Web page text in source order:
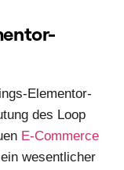
Elementor-
des Loop
E-Commerce
wesentlicher